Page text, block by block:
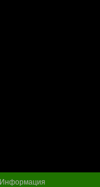
Информация